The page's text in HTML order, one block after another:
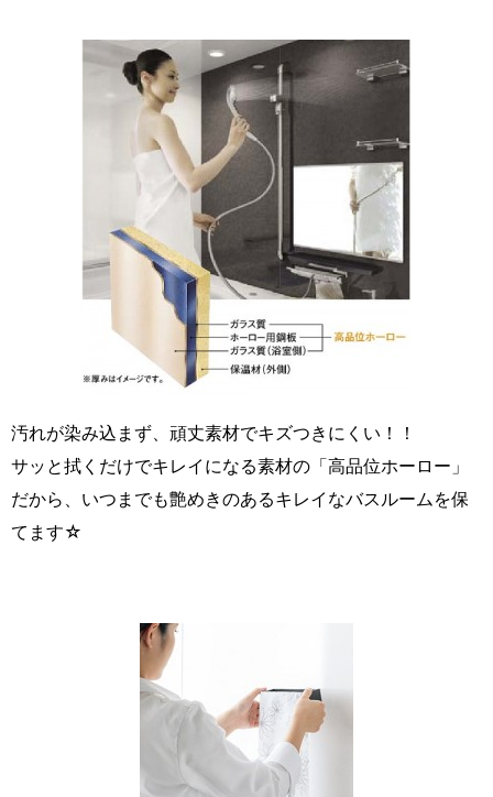
汚れが染み込まず、頑丈素材でキズつきにくい！！
サッと拭くだけでキレイになる素材の「高品位ホーロー」
だから、いつまでも艶めきのあるキレイなバスルームを保
てます☆